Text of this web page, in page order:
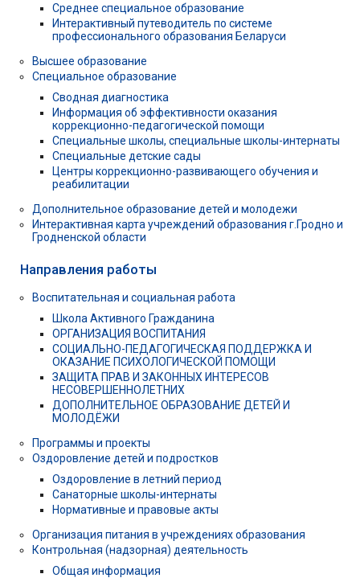
Среднее специальное образование
Интерактивный путеводитель по системе
профессионального образования Беларуси
Высшее образование
Специальное образование
Сводная диагностика
Информация об эффективности оказания
коррекционно-педагогической помощи
Специальные школы, специальные школы-интернаты
Специальные детские сады
Центры коррекционно-развивающего обучения и
реабилитации
Дополнительное образование детей и молодежи
Интерактивная карта учреждений образования г.Гродно и
Гродненской области
Направления работы
Воспитательная и социальная работа
Школа Активного Гражданина
ОРГАНИЗАЦИЯ ВОСПИТАНИЯ
СОЦИАЛЬНО-ПЕДАГОГИЧЕСКАЯ ПОДДЕРЖКА И
ОКАЗАНИЕ ПСИХОЛОГИЧЕСКОЙ ПОМОЩИ
ЗАЩИТА ПРАВ И ЗАКОННЫХ ИНТЕРЕСОВ
НЕСОВЕРШЕННОЛЕТНИХ
ДОПОЛНИТЕЛЬНОЕ ОБРАЗОВАНИЕ ДЕТЕЙ И
МОЛОДЁЖИ
Программы и проекты
Оздоровление детей и подростков
Оздоровление в летний период
Санаторные школы-интернаты
Нормативные и правовые акты
Организация питания в учреждениях образования
Контрольная (надзорная) деятельность
Общая информация